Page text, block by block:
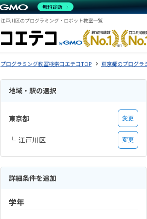
江戸川区のプログラミング・ロボット教室一覧
プログラミング教室検索コエテコTOP 東京都のプログラ
地域・駅の選択
東京都 変更
江戸川区 変更
詳細条件を追加
学年
無料診断